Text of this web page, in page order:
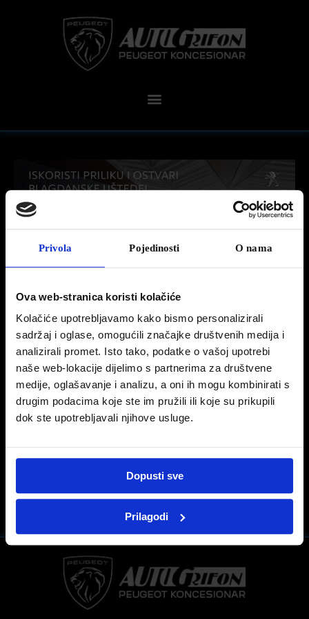
Privola Pojedinosti O nama
Ova web-stranica koristi kolačiće
Kolačiće upotrebljavamo kako bismo personalizirali
sadržaj i oglase, omogućili značajke društvenih medija i
analizirali promet. Isto tako, podatke o vašoj upotrebi
naše web-lokacije dijelimo s partnerima za društvene
medije, oglašavanje i analizu, a oni ih mogu kombinirati s
drugim podacima koje ste im pružili ili koje su prikupili
dok ste upotrebljavali njihove usluge.
Dopusti sve
Prilagodi
17 prosinca, 2020
Vozila sa zalihe – blagdanska ušteda
Za sve upite i informacije oko akcije obratite nam se telefonski ili putem maila.
Kontakt